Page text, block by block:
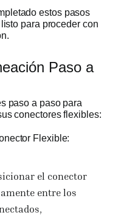
estos pasos
para proceder con
Paso a
paso a paso para
conectores flexibles:
Flexible:
el conector
entre los